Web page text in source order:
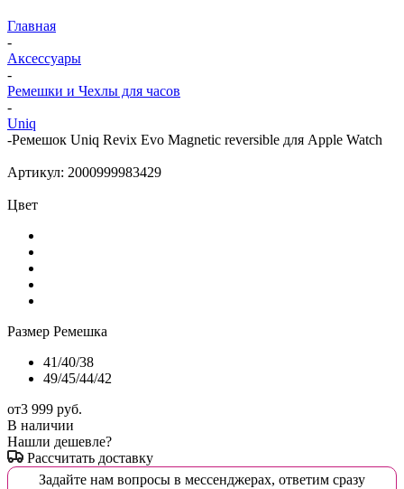
Главная
-
Аксессуары
-
Ремешки и Чехлы для часов
-
Uniq
-Ремешок Uniq Revix Evo Magnetic reversible для Apple Watch
Артикул: 2000999983429
Цвет
Размер Ремешка
41/40/38
49/45/44/42
от3 999 руб.
В наличии
Нашли дешевле?
Рассчитать доставку
Задайте нам вопросы в мессенджерах, ответим сразу